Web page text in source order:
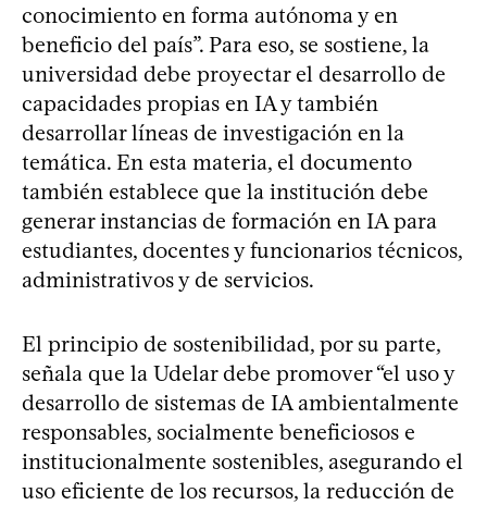
conocimiento en forma autónoma y en
beneficio del país”. Para eso, se sostiene, la
universidad debe proyectar el desarrollo de
capacidades propias en IA y también
desarrollar líneas de investigación en la
temática. En esta materia, el documento
también establece que la institución debe
generar instancias de formación en IA para
estudiantes, docentes y funcionarios técnicos,
administrativos y de servicios.
El principio de sostenibilidad, por su parte,
señala que la Udelar debe promover “el uso y
desarrollo de sistemas de IA ambientalmente
responsables, socialmente beneficiosos e
institucionalmente sostenibles, asegurando el
uso eficiente de los recursos, la reducción de